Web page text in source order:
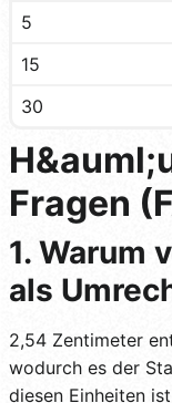
5
15
30
Fragen
1. Warum
als
2,54 Zentimeter
wodurch es der
diesen Einheiten